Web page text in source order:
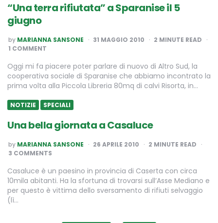
“Una terra rifiutata” a Sparanise il 5
giugno
POSTED
BY
by MARIANNA SANSONE 31 MAGGIO 2010 2 MINUTE READ
1 COMMENT
Oggi mi fa piacere poter parlare di nuovo di Altro Sud, la
cooperativa sociale di Sparanise che abbiamo incontrato la
prima volta alla Piccola Libreria 80mq di calvi Risorta, in…
NOTIZIE SPECIALI
Una bella giornata a Casaluce
POSTED
BY
by MARIANNA SANSONE 26 APRILE 2010 2 MINUTE READ
3 COMMENTS
Casaluce è un paesino in provincia di Caserta con circa
10mila abitanti. Ha la sfortuna di trovarsi sull’Asse Mediano e
per questo è vittima dello sversamento di rifiuti selvaggio
(lì…
Paginazione